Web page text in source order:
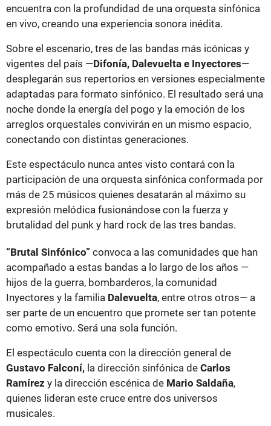
encuentra con la profundidad de una orquesta sinfónica
en vivo, creando una experiencia sonora inédita.
Sobre el escenario, tres de las bandas más icónicas y
vigentes del país —Difonía, Dalevuelta e Inyectores—
desplegarán sus repertorios en versiones especialmente
adaptadas para formato sinfónico. El resultado será una
noche donde la energía del pogo y la emoción de los
arreglos orquestales convivirán en un mismo espacio,
conectando con distintas generaciones.
Este espectáculo nunca antes visto contará con la
participación de una orquesta sinfónica conformada por
más de 25 músicos quienes desatarán al máximo su
expresión melódica fusionándose con la fuerza y
brutalidad del punk y hard rock de las tres bandas.
“Brutal Sinfónico” convoca a las comunidades que han
acompañado a estas bandas a lo largo de los años —
hijos de la guerra, bombarderos, la comunidad
Inyectores y la familia Dalevuelta, entre otros otros— a
ser parte de un encuentro que promete ser tan potente
como emotivo. Será una sola función.
El espectáculo cuenta con la dirección general de
Gustavo Falconí, la dirección sinfónica de Carlos
Ramírez y la dirección escénica de Mario Saldaña,
quienes lideran este cruce entre dos universos
musicales.